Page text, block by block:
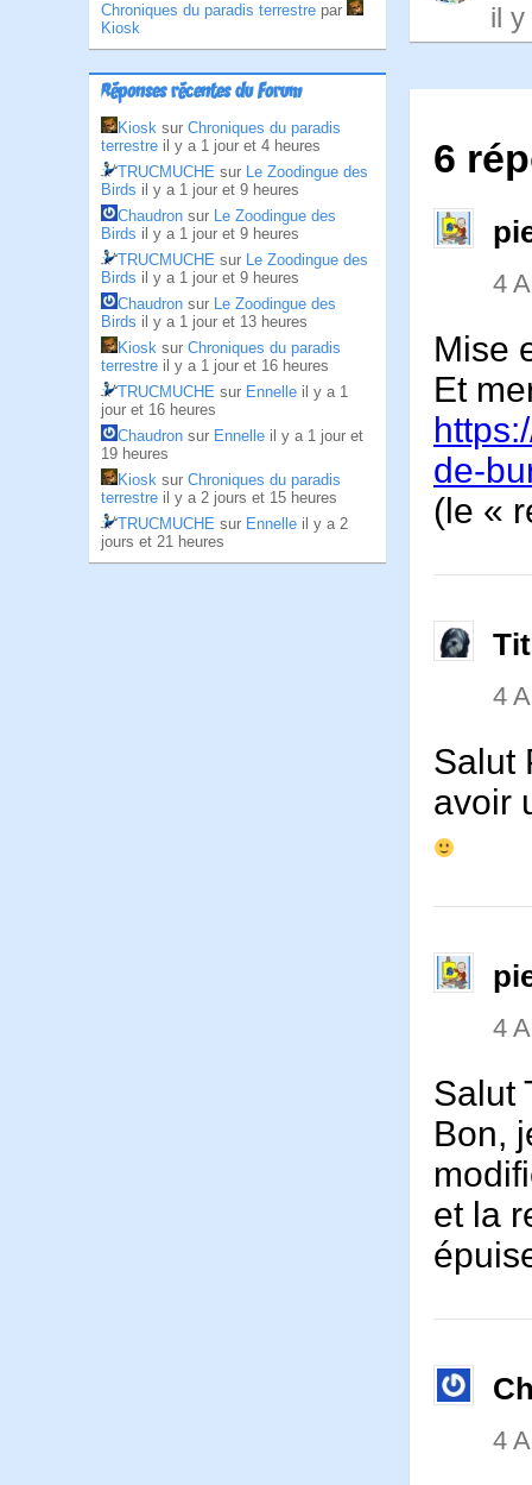
Chroniques du paradis terrestre par
Kiosk
Réponses récentes du Forum
Kiosk sur Chroniques du paradis
terrestre il y a 1 jour et 4 heures
TRUCMUCHE sur Le Zoodingue des
Birds il y a 1 jour et 9 heures
Chaudron sur Le Zoodingue des
Birds il y a 1 jour et 9 heures
TRUCMUCHE sur Le Zoodingue des
Birds il y a 1 jour et 9 heures
Chaudron sur Le Zoodingue des
Birds il y a 1 jour et 13 heures
Kiosk sur Chroniques du paradis
terrestre il y a 1 jour et 16 heures
TRUCMUCHE sur Ennelle il y a 1
jour et 16 heures
Chaudron sur Ennelle il y a 1 jour et
19 heures
Kiosk sur Chroniques du paradis
terrestre il y a 2 jours et 15 heures
TRUCMUCHE sur Ennelle il y a 2
jours et 21 heures
il
6
4
Mise
Et
de-
(le «
4
Salut
avoir
4
Salut
Bon,
et la
4